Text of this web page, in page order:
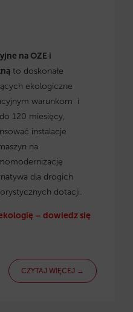
na OZE i
to doskonałe
ekologiczne
warunkom i
120 miesięcy,
instalacje
na
dla drogich
dotacji.
– dowiedz się
CZYTAJ WIĘCEJ →